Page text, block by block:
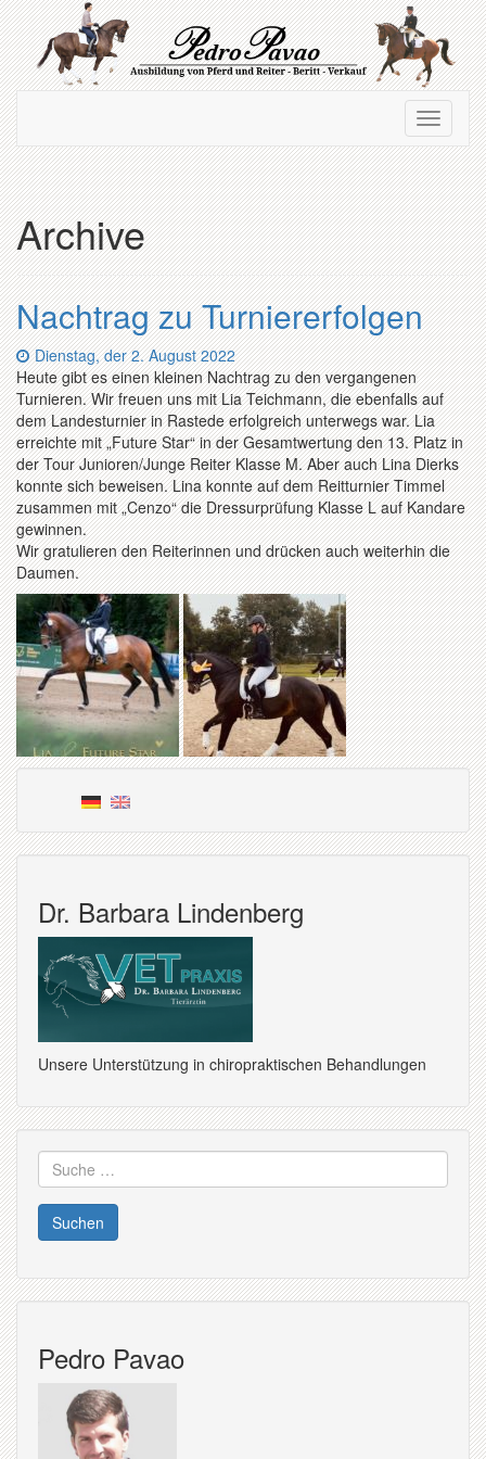
Zum
Hauptinhalt
springen
ein-/
Archive
Nachtrag zu Turniererfolgen
Datum:
Dienstag, der 2. August 2022
Heute gibt es einen kleinen Nachtrag zu den vergangenen
Turnieren. Wir freuen uns mit Lia Teichmann, die ebenfalls auf
dem Landesturnier in Rastede erfolgreich unterwegs war. Lia
erreichte mit „Future Star“ in der Gesamtwertung den 13. Platz in
der Tour Junioren/Junge Reiter Klasse M. Aber auch Lina Dierks
konnte sich beweisen. Lina konnte auf dem Reitturnier Timmel
zusammen mit „Cenzo“ die Dressurprüfung Klasse L auf Kandare
gewinnen.
Wir gratulieren den Reiterinnen und drücken auch weiterhin die
Daumen.
Dr. Barbara Lindenberg
Unsere Unterstützung in chiropraktischen Behandlungen
Suche
nach:
Pedro Pavao